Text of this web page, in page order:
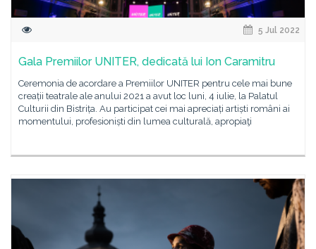
5 Jul 2022
Gala Premiilor UNITER, dedicată lui Ion Caramitru
Ceremonia de acordare a Premiilor UNITER pentru cele mai bune
creații teatrale ale anului 2021 a avut loc luni, 4 iulie, la Palatul
Culturii din Bistrița. Au participat cei mai apreciați artiști români ai
momentului, profesioniști din lumea culturală, apropiaţi